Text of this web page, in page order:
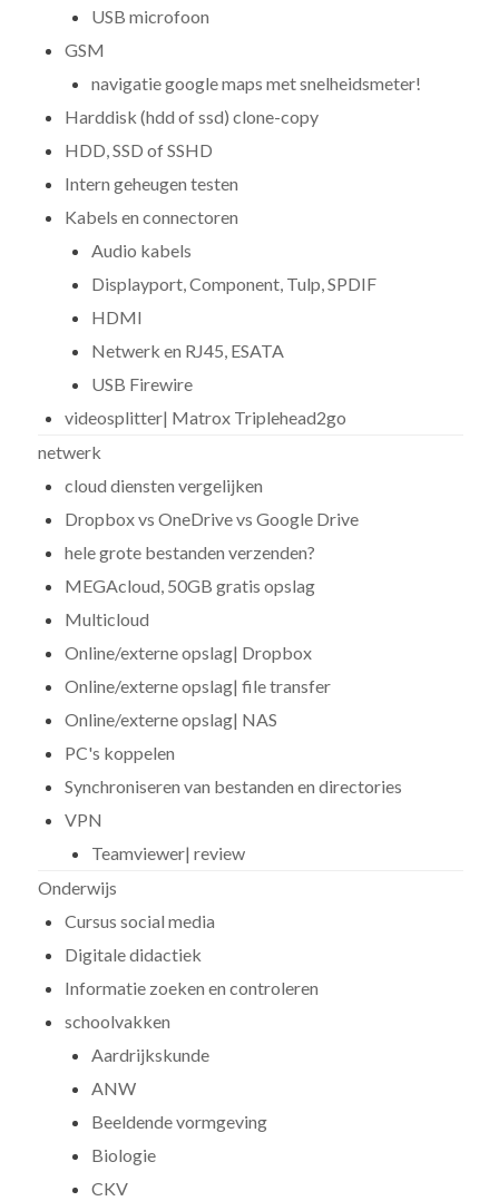
USB microfoon
GSM
navigatie google maps met snelheidsmeter!
Harddisk (hdd of ssd) clone-copy
HDD, SSD of SSHD
Intern geheugen testen
Kabels en connectoren
Audio kabels
Displayport, Component, Tulp, SPDIF
HDMI
Netwerk en RJ45, ESATA
USB Firewire
videosplitter| Matrox Triplehead2go
netwerk
cloud diensten vergelijken
Dropbox vs OneDrive vs Google Drive
hele grote bestanden verzenden?
MEGAcloud, 50GB gratis opslag
Multicloud
Online/externe opslag| Dropbox
Online/externe opslag| file transfer
Online/externe opslag| NAS
PC's koppelen
Synchroniseren van bestanden en directories
VPN
Teamviewer| review
Onderwijs
Cursus social media
Digitale didactiek
Informatie zoeken en controleren
schoolvakken
Aardrijkskunde
ANW
Beeldende vormgeving
Biologie
CKV